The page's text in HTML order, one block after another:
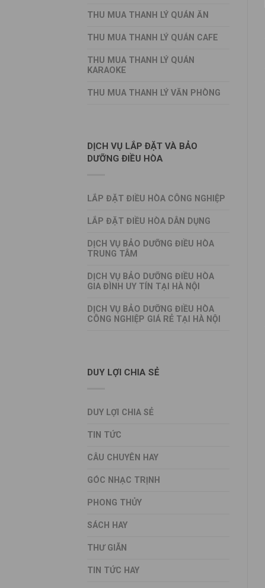
THU MUA THANH LÝ QUÁN ĂN
THU MUA THANH LÝ QUÁN CAFE
THU MUA THANH LÝ QUÁN
KARAOKE
THU MUA THANH LÝ VĂN PHÒNG
DỊCH VỤ LẮP ĐẶT VÀ BẢO
DƯỠNG ĐIỀU HÒA
LẮP ĐẶT ĐIỀU HÒA CÔNG NGHIỆP
LẮP ĐẶT ĐIỀU HÒA DÂN DỤNG
DỊCH VỤ BẢO DƯỠNG ĐIỀU HÒA
TRUNG TÂM
DỊCH VỤ BẢO DƯỠNG ĐIỀU HÒA
GIA ĐÌNH UY TÍN TẠI HÀ NỘI
DỊCH VỤ BẢO DƯỠNG ĐIỀU HÒA
CÔNG NGHIỆP GIÁ RẺ TẠI HÀ NỘI
DUY LỢI CHIA SẺ
DUY LỢI CHIA SẺ
TIN TỨC
CÂU CHUYÊN HAY
GÓC NHẠC TRỊNH
PHONG THỦY
SÁCH HAY
THƯ GIÃN
TIN TỨC HAY